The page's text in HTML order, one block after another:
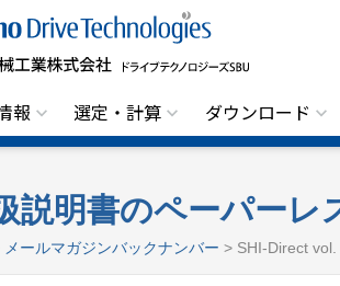
報 選定・計算 ダウンロード
説明書のペーパーレ
メールマガジンバックナンバー > SHI-Direct